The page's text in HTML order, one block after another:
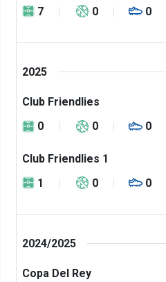
7
0 0
2025
Club Friendlies
0
0 0
Club Friendlies 1
1
0 0
2024/2025
Copa Del Rey